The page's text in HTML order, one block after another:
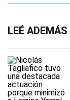
LEÉ ADEMÁS